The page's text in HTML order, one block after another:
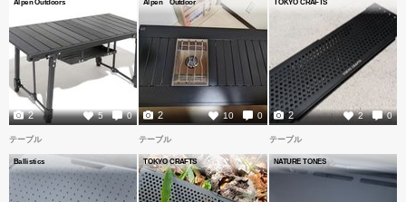
Alpen Outdoors
5 0
2
Alpen Outdoor
10 0
2
TOKYO CRAFTS
2 0
2
テーブル
Ballistics
テーブル
TOKYO CRAFTS
テーブル
NATURE TONES